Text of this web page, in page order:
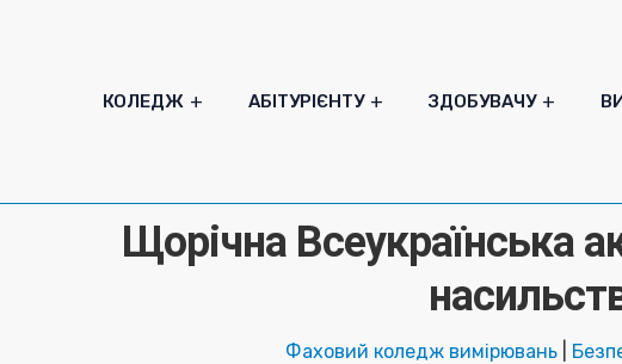
КОЛЕДЖ АБІТУРІЄНТУ ЗДОБУВАЧУ
Щорічна Всеукраїнська
Фаховий коледж вимірювань